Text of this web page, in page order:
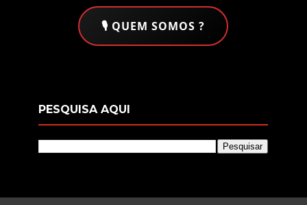
🎙️ QUEM SOMOS ?
PESQUISA AQUI